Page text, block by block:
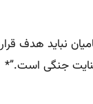
نباید هدف
جنگی است.”*